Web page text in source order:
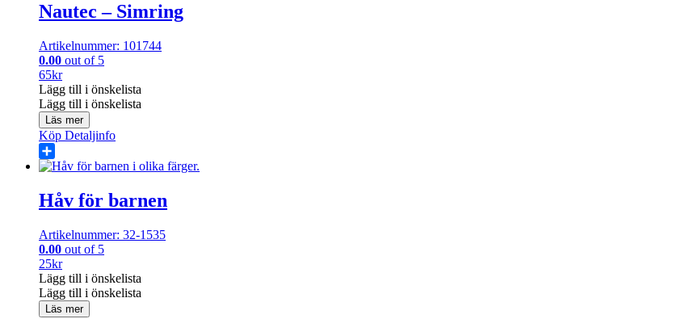
Nautec – Simring
Artikelnummer: 101744
0.00 out of 5
65kr
Lägg till i önskelista
Lägg till i önskelista
Läs mer
Köp Detaljinfo
Share
Håv för barnen
Artikelnummer: 32-1535
0.00 out of 5
25kr
Lägg till i önskelista
Lägg till i önskelista
Läs mer